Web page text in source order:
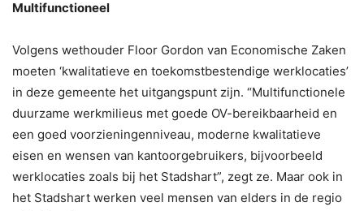
Multifunctioneel
Volgens wethouder Floor Gordon van Economische Zaken
moeten ‘kwalitatieve en toekomstbestendige werklocaties’
in deze gemeente het uitgangspunt zijn. “Multifunctionele
duurzame werkmilieus met goede OV-bereikbaarheid en
een goed voorzieningenniveau, moderne kwalitatieve
eisen en wensen van kantoorgebruikers, bijvoorbeeld
werklocaties zoals bij het Stadshart”, zegt ze. Maar ook in
het Stadshart werken veel mensen van elders in de regio